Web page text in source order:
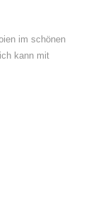
im schönen
kann mit